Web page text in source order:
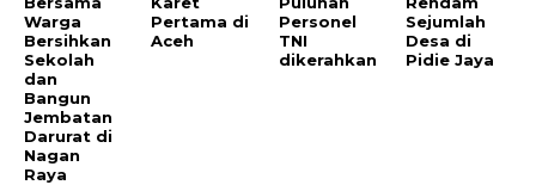
Warga
Bersihkan
Sekolah
dan
Bangun
Jembatan
Darurat di
Nagan
Raya
Pertama di
Aceh
Personel
TNI
dikerahkan
Sejumlah
Desa di
Pidie Jaya